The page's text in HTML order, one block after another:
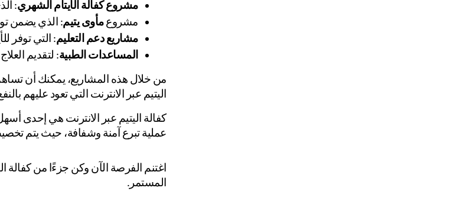
مشروع كفالة الأيتام الشهري:
مشروع مأوى يتيم: الذي يضمن
مشاريع دعم التعليم: التي توفر
المساعدات الطبية: لتقديم
اليتيم عبر الانترنت التي تعود عليهم
عملية تبرع آمنة وشفافة، حيث يتم
المستمر.